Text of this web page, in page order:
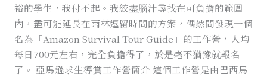
裕的學生，我付不起。我絞盡腦汁尋找在可負擔的範圍
內，盡可能延長在雨林逗留時間的方案，偶然間發現一個
名為「Amazon Survival Tour Guide」的工作營，人均
每日700元左右，完全負擔得了，於是毫不猶豫就報名
了。 亞馬遜求生導賞工作營簡介 這個工作營是由巴西馬